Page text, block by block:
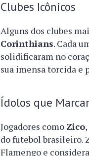
Clubes Icônicos
Alguns dos clubes
Corinthians. Cada
solidificaram no
sua imensa torcida e
Ídolos que
Jogadores como Zico,
do futebol brasileiro.
Flamengo e